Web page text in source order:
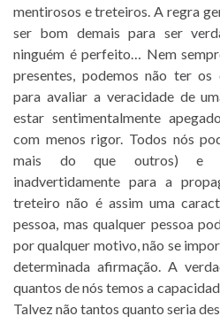
mentirosos e treteiros. A regra
ser bom demais para ser
ninguém é perfeito… Nem
presentes, podemos não ter os
para avaliar a veracidade de
estar sentimentalmente
com menos rigor. Todos nós
mais do que outros) e
inadvertidamente para a
treteiro não é assim uma
pessoa, mas qualquer pessoa
por qualquer motivo, não se
determinada afirmação. A
quantos de nós temos a
Talvez não tantos quanto seria